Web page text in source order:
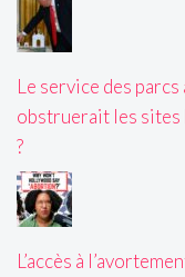
Le service des
obstruerait les
?
L’accès à